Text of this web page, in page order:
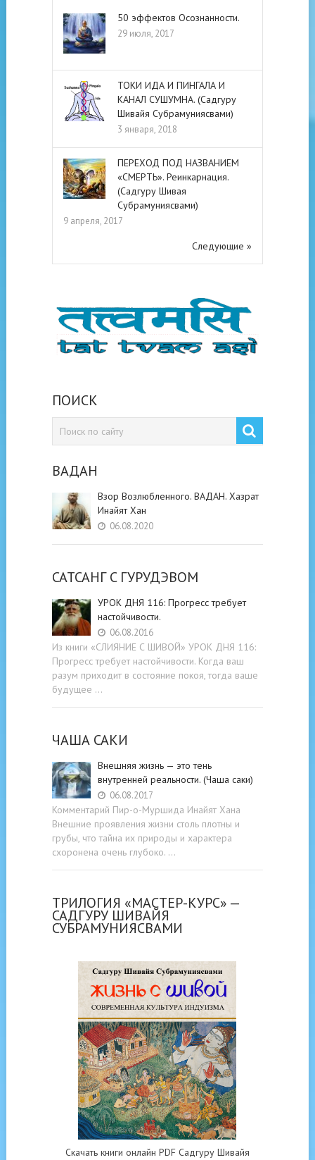
50 эффектов Осознанности.
29 июля, 2017
ТОКИ ИДА И ПИНГАЛА И
КАНАЛ СУШУМНА. (Садгуру
Шивайя Субрамуниясвами)
3 января, 2018
ПЕРЕХОД ПОД НАЗВАНИЕМ
«СМЕРТЬ». Реинкарнация.
(Садгуру Шивая
Субрамуниясвами)
9 апреля, 2017
Следующие »
ПОИСК
ВАДАН
Взор Возлюбленного. ВАДАН. Хазрат
Инайят Хан
06.08.2020
САТСАНГ C ГУРУДЭВОМ
УРОК ДНЯ 116: Прогресс требует
настойчивости.
06.08.2016
Из книги «СЛИЯНИЕ С ШИВОЙ» УРОК ДНЯ 116:
Прогресс требует настойчивости. Когда ваш
разум приходит в состояние покоя, тогда ваше
будущее …
ЧАША САКИ
Внешняя жизнь — это тень
внутренней реальности. (Чаша саки)
06.08.2017
Комментарий Пир-о-Муршида Инайят Хана
Внешние проявления жизни столь плотны и
грубы, что тайна их природы и характера
схоронена очень глубоко. …
ТРИЛОГИЯ «МАСТЕР-КУРС» —
САДГУРУ ШИВАЙЯ
СУБРАМУНИЯСВАМИ
Скачать книги онлайн PDF Садгуру Шивайя